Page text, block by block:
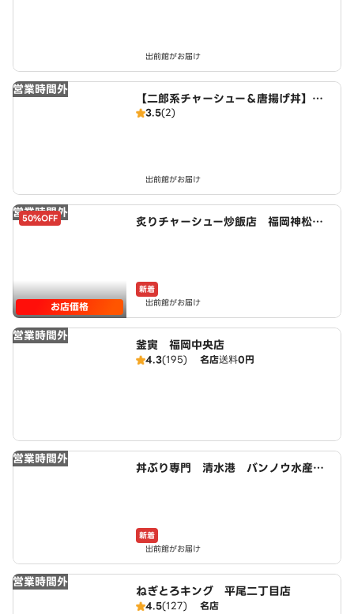
出前館がお届け
営業時間外
【二郎系チャーシュー＆唐揚げ丼】豚
エース 鳥飼5丁目店
3.5(2)
出前館がお届け
営業時間外
50%OFF
お店価格
炙りチャーシュー炒飯店 福岡神松寺
新着
出前館がお届け
営業時間外
釜寅 福岡中央店
4.3(195) 名店送料0円
営業時間外
丼ぶり専門 清水港 バンノウ水産
新着
出前館がお届け
営業時間外
ねぎとろキング 平尾二丁目店
4.5(127) 名店